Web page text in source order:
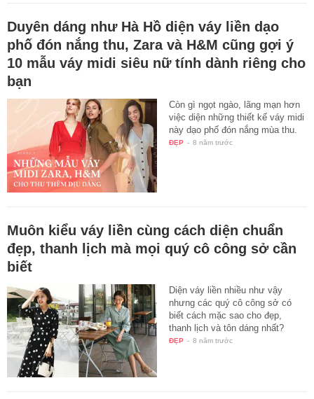
Duyên dáng như Hà Hồ diện váy liền dạo
phố đón nắng thu, Zara và H&M cũng gợi ý
10 mẫu váy midi siêu nữ tính dành riêng cho
bạn
Còn gì ngọt ngào, lãng mạn hơn
việc diện những thiết kế váy midi
này dạo phố đón nắng mùa thu.
ĐẸP - 8 năm trước
Muôn kiểu váy liền cùng cách diện chuẩn
đẹp, thanh lịch mà mọi quý cô công sở cần
biết
Diện váy liền nhiều như vậy
nhưng các quý cô công sở có
biết cách mặc sao cho đẹp,
thanh lịch và tôn dáng nhất?
ĐẸP - 8 năm trước